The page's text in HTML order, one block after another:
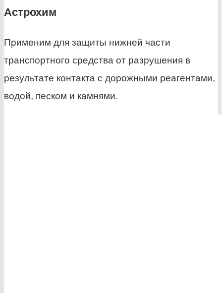
Астрохим
Применим для защиты нижней части
транспортного средства от разрушения в
результате контакта с дорожными реагентами,
водой, песком и камнями.